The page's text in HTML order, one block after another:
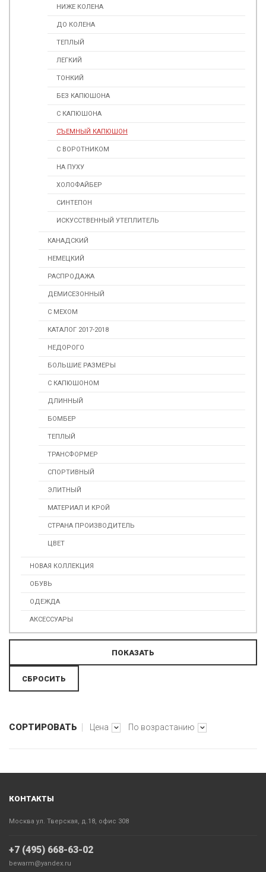
НИЖЕ КОЛЕНА
ДО КОЛЕНА
ТЕПЛЫЙ
ЛЕГКИЙ
ТОНКИЙ
БЕЗ КАПЮШОНА
С КАПЮШОНА
СЪЕМНЫЙ КАПЮШОН
С ВОРОТНИКОМ
НА ПУХУ
ХОЛОФАЙБЕР
СИНТЕПОН
ИСКУССТВЕННЫЙ УТЕПЛИТЕЛЬ
КАНАДСКИЙ
НЕМЕЦКИЙ
РАСПРОДАЖА
ДЕМИСЕЗОННЫЙ
С МЕХОМ
КАТАЛОГ 2017-2018
НЕДОРОГО
БОЛЬШИЕ РАЗМЕРЫ
С КАПЮШОНОМ
ДЛИННЫЙ
БОМБЕР
ТЕПЛЫЙ
ТРАНСФОРМЕР
СПОРТИВНЫЙ
ЭЛИТНЫЙ
МАТЕРИАЛ И КРОЙ
СТРАНА ПРОИЗВОДИТЕЛЬ
ЦВЕТ
НОВАЯ КОЛЛЕКЦИЯ
ОБУВЬ
ОДЕЖДА
АКСЕССУАРЫ
СОРТИРОВАТЬ Цена По возрастанию
КОНТАКТЫ
Москва ул. Тверская, д.18, офис 308
+7 (495) 668-63-02
bewarm@yandex.ru